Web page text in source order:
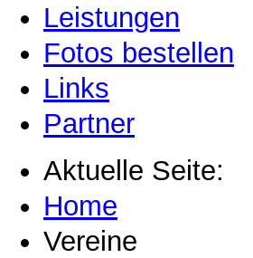
Leistungen
Fotos bestellen
Links
Partner
Aktuelle Seite:
Home
Vereine